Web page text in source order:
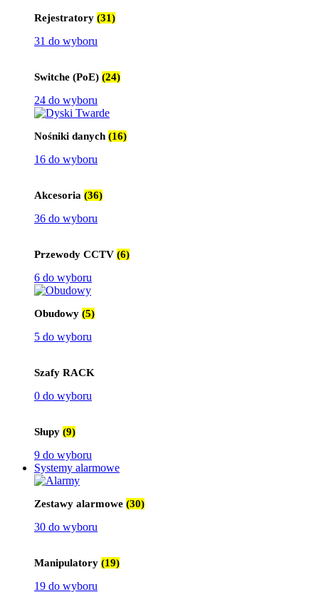
Rejestratory (31)
31 do wyboru
Switche (PoE) (24)
24 do wyboru
Nośniki danych (16)
16 do wyboru
Akcesoria (36)
36 do wyboru
Przewody CCTV (6)
6 do wyboru
Obudowy (5)
5 do wyboru
Szafy RACK
0 do wyboru
Słupy (9)
9 do wyboru
Systemy alarmowe
Zestawy alarmowe (30)
30 do wyboru
Manipulatory (19)
19 do wyboru